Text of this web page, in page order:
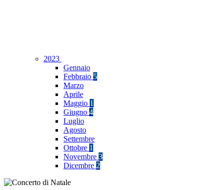
2023
Gennaio
Febbraio 5
Marzo
Aprile
Maggio 1
Giugno 4
Luglio
Agosto
Settembre
Ottobre 1
Novembre 3
Dicembre 2